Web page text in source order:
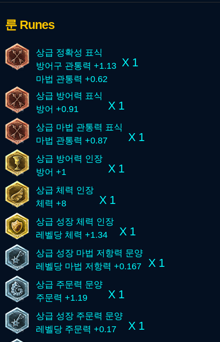
룬 Runes
상급 정확성 표식
방어구 관통력 +1.13
마법 관통력 +0.62
X 1
상급 방어력 표식
방어 +0.91
X 1
상급 마법 관통력 표식
마법 관통력 +0.87
X 1
상급 방어력 인장
방어 +1
X 1
상급 체력 인장
체력 +8
X 1
상급 성장 체력 인장
레벨당 체력 +1.34
X 1
상급 성장 마법 저항력 문양
레벨당 마법 저항력 +0.167
X 1
상급 주문력 문양
주문력 +1.19
X 1
상급 성장 주문력 문양
레벨당 주문력 +0.17
X 1